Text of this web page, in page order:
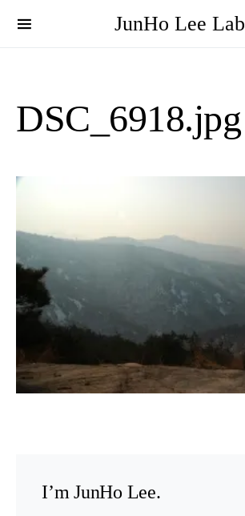
JunHo Lee Lab
DSC_6918.jpg
I’m JunHo Lee.